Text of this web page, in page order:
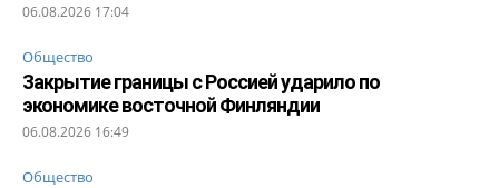
06.08.2026 17:04
Общество
Закрытие границы с Россией ударило по
экономике восточной Финляндии
06.08.2026 16:49
Общество